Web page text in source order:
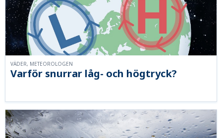
Varför snurrar låg- och högtryck?
VÄDER, METEOROLOGEN